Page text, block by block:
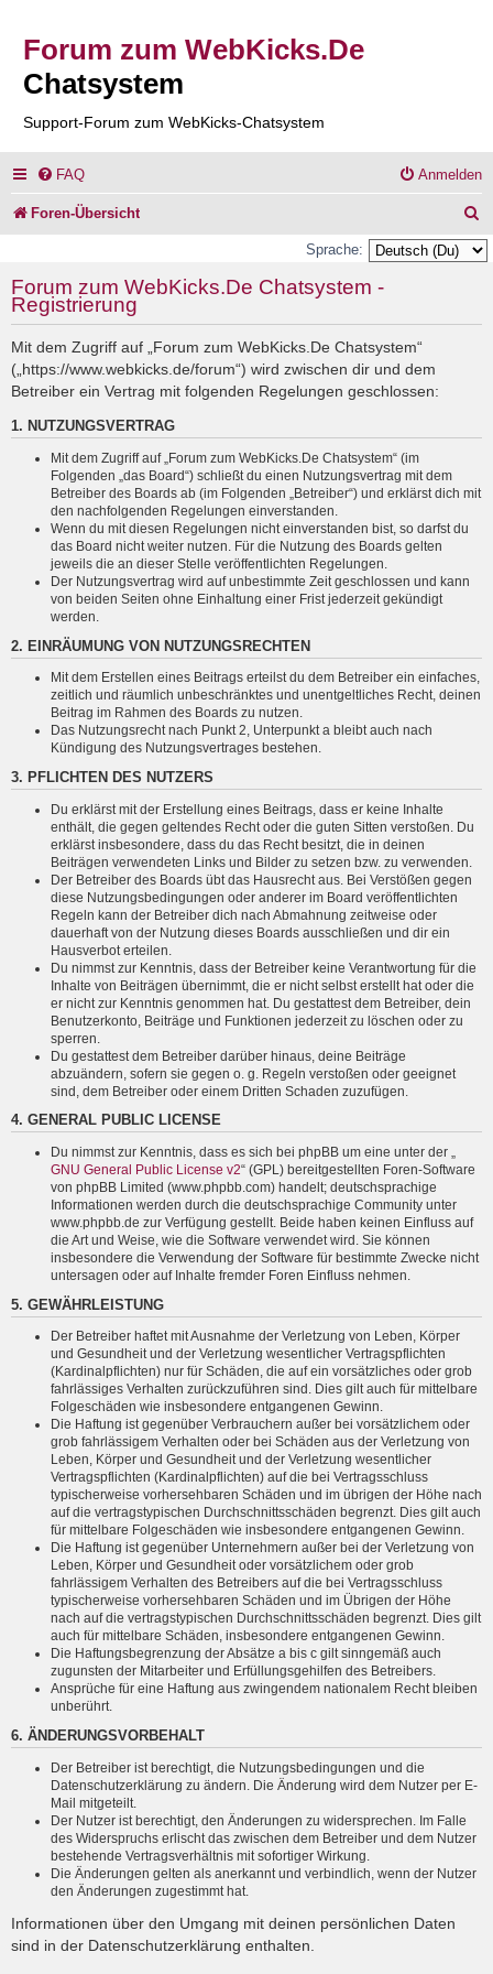
Forum zum WebKicks.De
Chatsystem
Support-Forum zum WebKicks-Chatsystem
FAQ Anmelden
Foren-Übersicht
u
Sprache:
Forum zum WebKicks.De Chatsystem -
Registrierung
Mit dem Zugriff auf „Forum zum WebKicks.De Chatsystem“
(„https://www.webkicks.de/forum“) wird zwischen dir und dem
Betreiber ein Vertrag mit folgenden Regelungen geschlossen:
1. NUTZUNGSVERTRAG
Mit dem Zugriff auf „Forum zum WebKicks.De Chatsystem“ (im
Folgenden „das Board“) schließt du einen Nutzungsvertrag mit dem
Betreiber des Boards ab (im Folgenden „Betreiber“) und erklärst dich mit
den nachfolgenden Regelungen einverstanden.
Wenn du mit diesen Regelungen nicht einverstanden bist, so darfst du
das Board nicht weiter nutzen. Für die Nutzung des Boards gelten
jeweils die an dieser Stelle veröffentlichten Regelungen.
Der Nutzungsvertrag wird auf unbestimmte Zeit geschlossen und kann
von beiden Seiten ohne Einhaltung einer Frist jederzeit gekündigt
werden.
2. EINRÄUMUNG VON NUTZUNGSRECHTEN
Mit dem Erstellen eines Beitrags erteilst du dem Betreiber ein einfaches,
zeitlich und räumlich unbeschränktes und unentgeltliches Recht, deinen
Beitrag im Rahmen des Boards zu nutzen.
Das Nutzungsrecht nach Punkt 2, Unterpunkt a bleibt auch nach
Kündigung des Nutzungsvertrages bestehen.
3. PFLICHTEN DES NUTZERS
Du erklärst mit der Erstellung eines Beitrags, dass er keine Inhalte
enthält, die gegen geltendes Recht oder die guten Sitten verstoßen. Du
erklärst insbesondere, dass du das Recht besitzt, die in deinen
Beiträgen verwendeten Links und Bilder zu setzen bzw. zu verwenden.
Der Betreiber des Boards übt das Hausrecht aus. Bei Verstößen gegen
diese Nutzungsbedingungen oder anderer im Board veröffentlichten
Regeln kann der Betreiber dich nach Abmahnung zeitweise oder
dauerhaft von der Nutzung dieses Boards ausschließen und dir ein
Hausverbot erteilen.
Du nimmst zur Kenntnis, dass der Betreiber keine Verantwortung für die
Inhalte von Beiträgen übernimmt, die er nicht selbst erstellt hat oder die
er nicht zur Kenntnis genommen hat. Du gestattest dem Betreiber, dein
Benutzerkonto, Beiträge und Funktionen jederzeit zu löschen oder zu
sperren.
Du gestattest dem Betreiber darüber hinaus, deine Beiträge
abzuändern, sofern sie gegen o. g. Regeln verstoßen oder geeignet
sind, dem Betreiber oder einem Dritten Schaden zuzufügen.
4. GENERAL PUBLIC LICENSE
Du nimmst zur Kenntnis, dass es sich bei phpBB um eine unter der „
GNU General Public License v2“ (GPL) bereitgestellten Foren-Software
von phpBB Limited (www.phpbb.com) handelt; deutschsprachige
Informationen werden durch die deutschsprachige Community unter
www.phpbb.de zur Verfügung gestellt. Beide haben keinen Einfluss auf
die Art und Weise, wie die Software verwendet wird. Sie können
insbesondere die Verwendung der Software für bestimmte Zwecke nicht
untersagen oder auf Inhalte fremder Foren Einfluss nehmen.
5. GEWÄHRLEISTUNG
Der Betreiber haftet mit Ausnahme der Verletzung von Leben, Körper
und Gesundheit und der Verletzung wesentlicher Vertragspflichten
(Kardinalpflichten) nur für Schäden, die auf ein vorsätzliches oder grob
fahrlässiges Verhalten zurückzuführen sind. Dies gilt auch für mittelbare
Folgeschäden wie insbesondere entgangenen Gewinn.
Die Haftung ist gegenüber Verbrauchern außer bei vorsätzlichem oder
grob fahrlässigem Verhalten oder bei Schäden aus der Verletzung von
Leben, Körper und Gesundheit und der Verletzung wesentlicher
Vertragspflichten (Kardinalpflichten) auf die bei Vertragsschluss
typischerweise vorhersehbaren Schäden und im übrigen der Höhe nach
auf die vertragstypischen Durchschnittsschäden begrenzt. Dies gilt auch
für mittelbare Folgeschäden wie insbesondere entgangenen Gewinn.
Die Haftung ist gegenüber Unternehmern außer bei der Verletzung von
Leben, Körper und Gesundheit oder vorsätzlichem oder grob
fahrlässigem Verhalten des Betreibers auf die bei Vertragsschluss
typischerweise vorhersehbaren Schäden und im Übrigen der Höhe
nach auf die vertragstypischen Durchschnittsschäden begrenzt. Dies gilt
auch für mittelbare Schäden, insbesondere entgangenen Gewinn.
Die Haftungsbegrenzung der Absätze a bis c gilt sinngemäß auch
zugunsten der Mitarbeiter und Erfüllungsgehilfen des Betreibers.
Ansprüche für eine Haftung aus zwingendem nationalem Recht bleiben
unberührt.
6. ÄNDERUNGSVORBEHALT
Der Betreiber ist berechtigt, die Nutzungsbedingungen und die
Datenschutzerklärung zu ändern. Die Änderung wird dem Nutzer per E-
Mail mitgeteilt.
Der Nutzer ist berechtigt, den Änderungen zu widersprechen. Im Falle
des Widerspruchs erlischt das zwischen dem Betreiber und dem Nutzer
bestehende Vertragsverhältnis mit sofortiger Wirkung.
Die Änderungen gelten als anerkannt und verbindlich, wenn der Nutzer
den Änderungen zugestimmt hat.
Informationen über den Umgang mit deinen persönlichen Daten
sind in der Datenschutzerklärung enthalten.